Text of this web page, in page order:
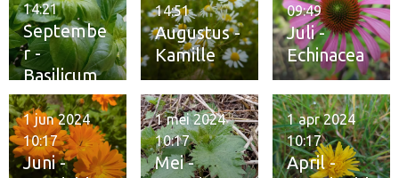
Septembe
r -
Basilicum
14:21
Augustus -
Kamille
14:51
Juli -
Echinacea
09:49
Juni -
1 jun 2024
10:17
Mei -
1 mei 2024
10:17
April -
1 apr 2024
10:17